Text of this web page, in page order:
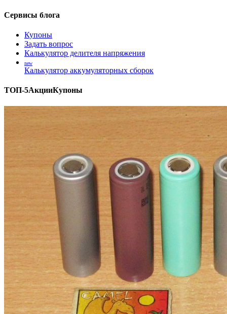
Сервисы блога
Купоны
Задать вопрос
Калькулятор делителя напряжения
new
Калькулятор аккумуляторных сборок
ТОП-5АкцииКупоны